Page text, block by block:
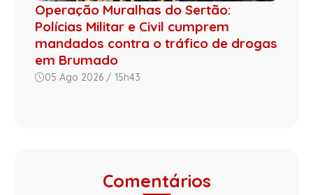
Operação Muralhas do Sertão:
Polícias Militar e Civil cumprem
mandados contra o tráfico de drogas
em Brumado
05 Ago 2026 / 15h43
Comentários